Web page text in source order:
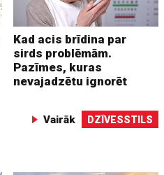
Kad acis brīdina par
sirds problēmām.
Pazīmes, kuras
nevajadzētu ignorēt
Vairāk DZĪVESSTILS